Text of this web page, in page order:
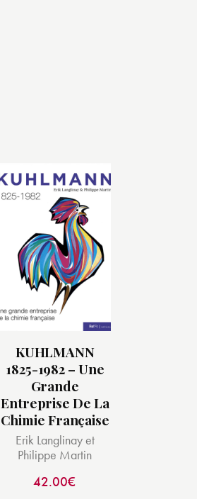
KUHLMANN
1825-1982 – Une
Grande
Entreprise De La
Chimie Française
Erik Langlinay et
Philippe Martin
42.00€